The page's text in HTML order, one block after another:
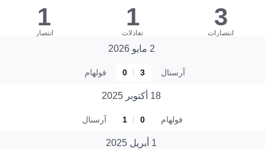
3
انتصارات
1
تعادلات
1
انتصار
2 مايو 2026
آرسنال 3
0 فولهام
18 أكتوبر 2025
فولهام 0
1 آرسنال
1 أبريل 2025